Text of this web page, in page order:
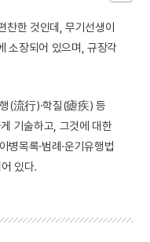
찬한 것인데, 무기선생이
소장되어 있으며, 규장각
(流行)·학질(瘧疾) 등
기술하고, 그것에 대한
병목록·범례·운기유행법
있다.